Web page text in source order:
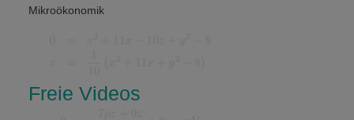
Mikroökonomik
Freie Videos